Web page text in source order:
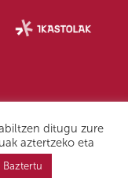
ditugu zure
aztertzeko eta
Baztertu